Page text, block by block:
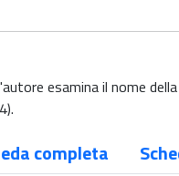
esamina il nome
completa